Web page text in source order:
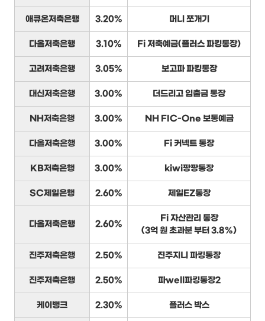
애큐온저축은행 3.20% 머니 쪼개기
다올저축은행 3.10% Fi 저축예금(플러스 파킹통장)
고려저축은행 3.05% 보고파 파킹통장
대신저축은행 3.00% 더드리고 입출금 통장
NH저축은행 3.00% NH FIC-One 보통예금
다올저축은행 3.00% Fi 커넥트 통장
KB저축은행 3.00% kiwi팡팡통장
SC제일은행 2.60% 제일EZ통장
다올저축은행 2.60%
Fi 자산관리 통장
(3억 원 초과분 부터 3.8%)
진주저축은행 2.50% 진주지니 파킹통장
진주저축은행 2.50% 파well파킹통장2
케이뱅크 2.30% 플러스 박스